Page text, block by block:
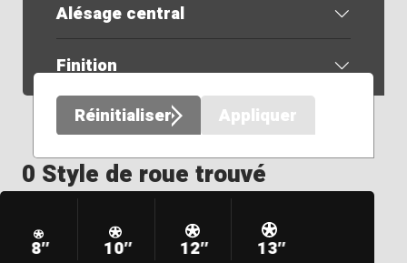
Alésage central
Finition
Réinitialiser
Appliquer
0 Style de roue trouvé
8″ 10″ 12″ 13″